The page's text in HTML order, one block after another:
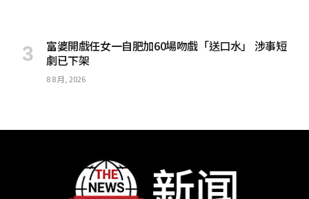
富婆開戲任女一自肥加60場吻戲「送口水」 涉事短
劇已下架
8 8 月, 2026